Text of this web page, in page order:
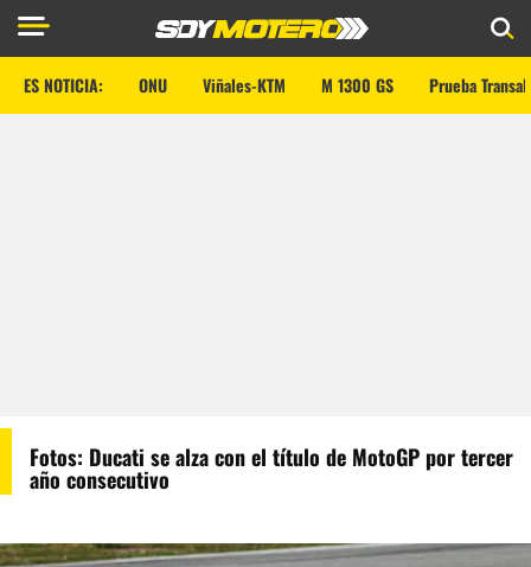
ES NOTICIA: ONU Viñales-KTM M 1300 GS Prueba
Fotos: Ducati se alza con el título de MotoGP por tercer
año consecutivo